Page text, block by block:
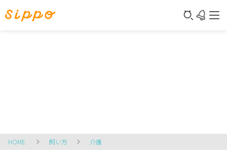
HOME 飼い方 介護